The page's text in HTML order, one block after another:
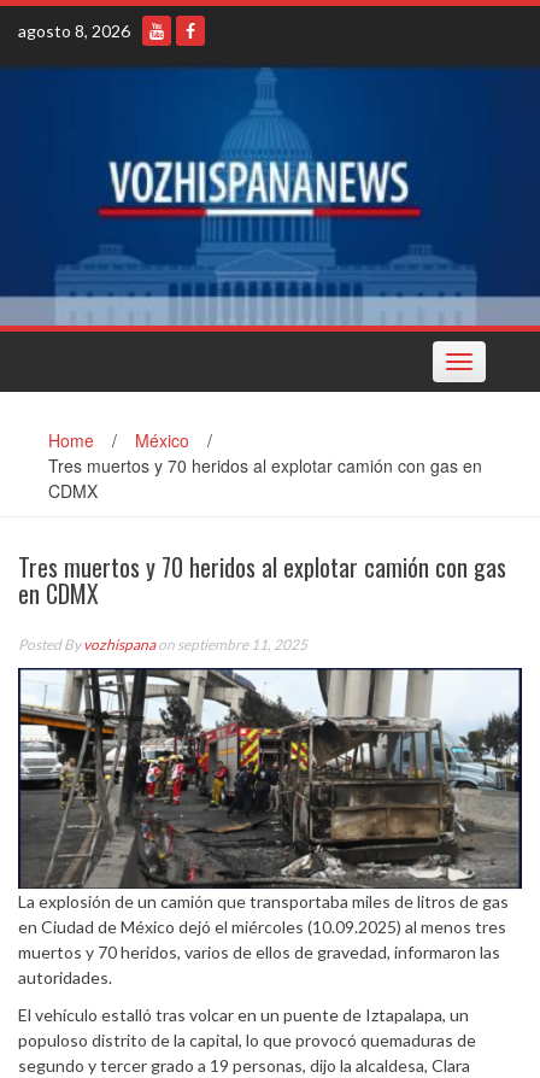
Skip
content
agosto 8, 2026
Toggle
navigation
Home / México
/
Tres muertos y 70 heridos al explotar camión con gas en
CDMX
Tres muertos y 70 heridos al explotar camión con gas
en CDMX
Posted Byvozhispanaon septiembre 11, 2025
La explosión de un camión que transportaba miles de litros de gas
en Ciudad de México dejó el miércoles (10.09.2025) al menos tres
muertos y 70 heridos, varios de ellos de gravedad, informaron las
autoridades.
El vehículo estalló tras volcar en un puente de Iztapalapa, un
populoso distrito de la capital, lo que provocó quemaduras de
segundo y tercer grado a 19 personas, dijo la alcaldesa, Clara